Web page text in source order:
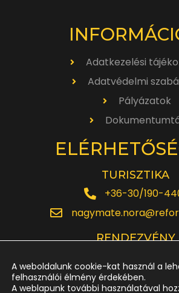
Adatkezelési
Adatvédelmi
Pályázatok
TURISZTIKA
+36-30/190-
RENDEZVÉNY
A weboldalunk cookie-kat használ a
felhasználói élmény érdekében.
A weblapunk további használatával